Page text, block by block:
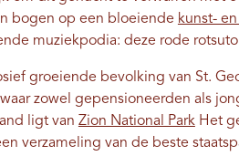
bogen op een bloeiende kunst-
muziekpodia: deze rode
groeiende bevolking van St.
zowel gepensioneerden als
ligt van Zion National ParkHet
verzameling van de beste